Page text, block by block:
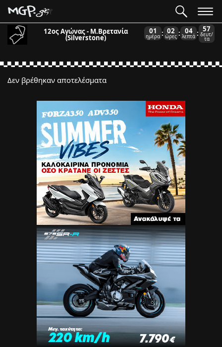
12ος Αγώνας - Μ.Βρετανία
(Silverstone)
01
ημέρα : 02
ώρες : 04
λεπτά : 57
δευτ/
τα
Δεν βρέθηκαν αποτελέσματα